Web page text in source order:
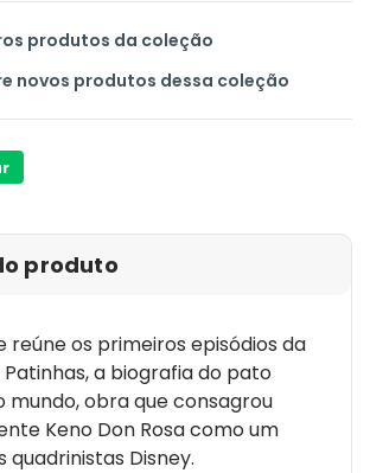
produtos da coleção
novos produtos dessa coleção
produto
reúne os primeiros episódios da
Patinhas, a biografia do pato
mundo, obra que consagrou
Keno Don Rosa como um
quadrinistas Disney.